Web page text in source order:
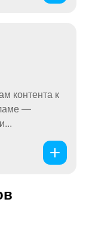
контента к
—